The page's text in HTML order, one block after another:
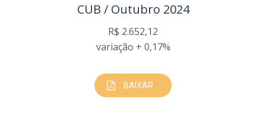
CUB / Outubro 2024
R$ 2.652,12
variação + 0,17%
BAIXAR